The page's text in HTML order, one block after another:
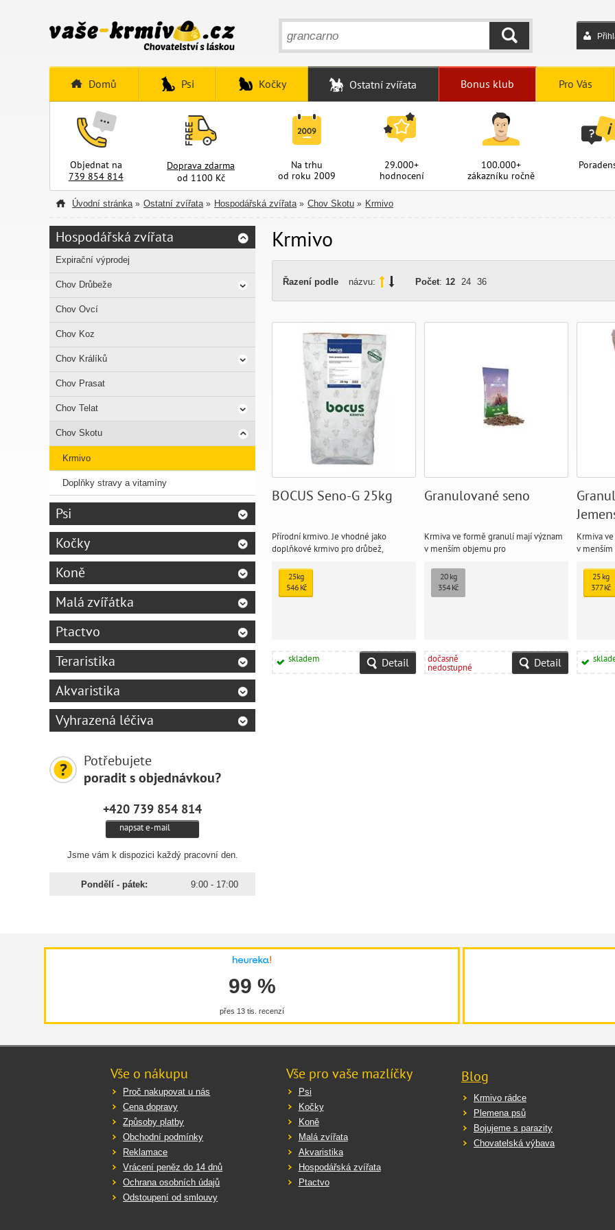
HLEDAT
Domů Psi Kočky Ostatní zvířata Bonus klub Pro Vás
Objednat na
739 854 814
Doprava zdarma
od 1100 Kč
Na trhu
od roku 2009
29.000+
hodnocení
100.000+
zákazníku ročně
Úvodní stránka » Ostatní zvířata » Hospodářská zvířata » Chov Skotu » Krmivo
Krmivo
Řazení podle názvu: Počet: 12 24 36
BOCUS Seno-G 25kg
Přírodní krmivo. Je vhodné jako
doplňkové krmivo pro drůbež,
potížemi (dýchací potíže, špatný
chrup), dále pro králíky a drobné
hlodavce.
25kg
546 Kč
skladem Detail
Granulované seno
Krmiva ve formě granulí mají význam
v menším objemu pro
a v čisté formě bez přísad má
neomezenou zachovalou kvalitu a
složení živin
20 kg
354 Kč
dočasně
nedostupné Detail
Krmiva
v menším
formě25 kg
377 Kč
Hospodářská zvířata
Expirační výprodej
Chov Drůbeže
Chov Ovcí
Chov Koz
Chov Králíků
Chov Prasat
Chov Telat
Chov Skotu
Krmivo
Doplňky stravy a vitamíny
Psi
Kočky
Koně
Malá zvířátka
Ptactvo
Teraristika
Akvaristika
Vyhrazená léčiva
Potřebujete
poradit s objednávkou?
+420 739 854 814
napsat e-mail
Jsme vám k dispozici každý pracovní den.
Pondělí - pátek: 9:00 - 17:00
99 %
přes 13 tis. recenzí
Vše o nákupu
Proč nakupovat u nás
Cena dopravy
Způsoby platby
Obchodní podmínky
Reklamace
Vrácení peněz do 14 dnů
Ochrana osobních údajů
Odstoupení od smlouvy
Vše pro vaše mazlíčky
Psi
Kočky
Koně
Malá zvířata
Akvaristika
Hospodářská zvířata
Ptactvo
Blog
Krmivo rádce
Plemena psů
Bojujeme s parazity
Chovatelská výbava